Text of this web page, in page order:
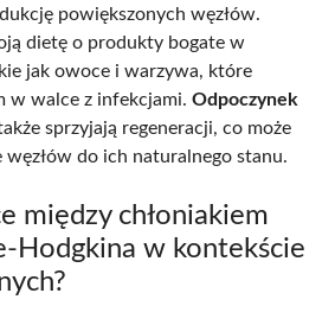
powiększonych węzłów.
dietę o produkty bogate w
jak owoce i warzywa, które
w walce z infekcjami. Odpoczynek
sprzyjają regeneracji, co może
do ich naturalnego stanu.
między chłoniakiem
Hodgkina w kontekście